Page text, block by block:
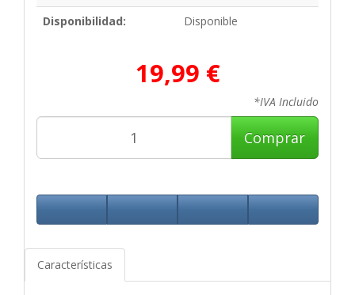
Disponibilidad:
Disponible
19,99 €
*IVA Incluido
Comprar
Características